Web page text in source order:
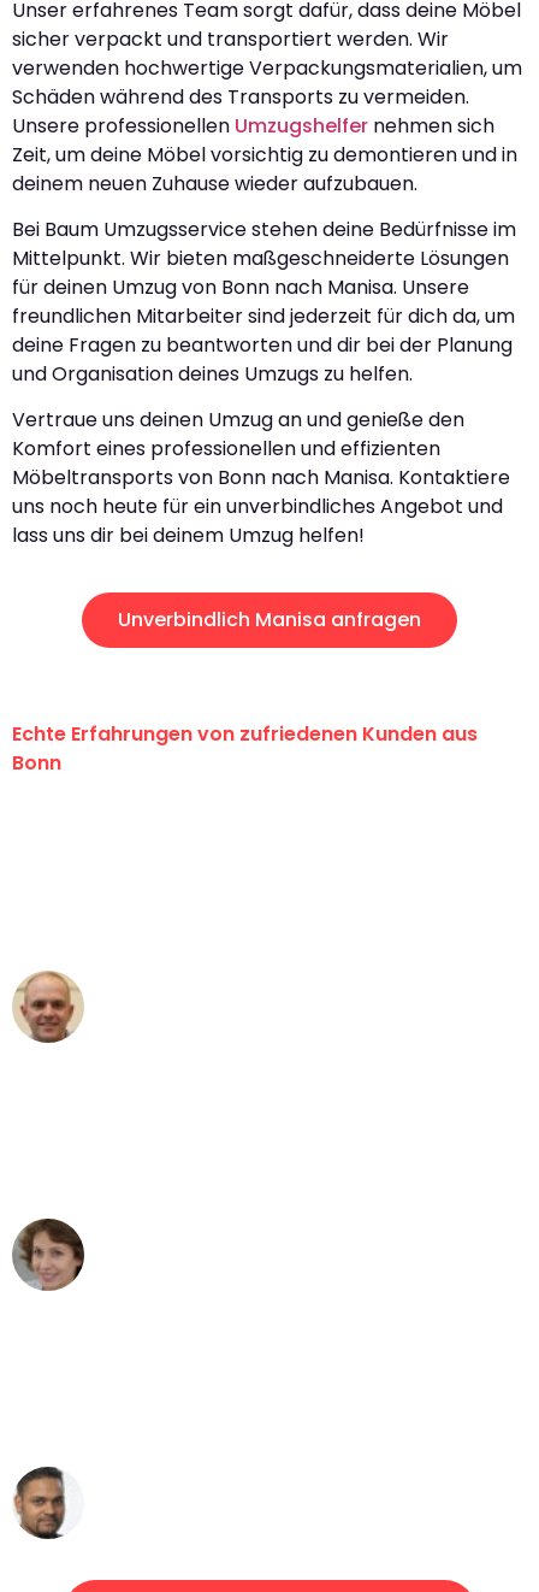
Unser erfahrenes Team sorgt dafür, dass deine Möbel
sicher verpackt und transportiert werden. Wir
verwenden hochwertige Verpackungsmaterialien, um
Schäden während des Transports zu vermeiden.
Unsere professionellen Umzugshelfer nehmen sich
Zeit, um deine Möbel vorsichtig zu demontieren und in
deinem neuen Zuhause wieder aufzubauen.
Bei Baum Umzugsservice stehen deine Bedürfnisse im
Mittelpunkt. Wir bieten maßgeschneiderte Lösungen
für deinen Umzug von Bonn nach Manisa. Unsere
freundlichen Mitarbeiter sind jederzeit für dich da, um
deine Fragen zu beantworten und dir bei der Planung
und Organisation deines Umzugs zu helfen.
Vertraue uns deinen Umzug an und genieße den
Komfort eines professionellen und effizienten
Möbeltransports von Bonn nach Manisa. Kontaktiere
uns noch heute für ein unverbindliches Angebot und
lass uns dir bei deinem Umzug helfen!
Unverbindlich Manisa anfragen
Echte Erfahrungen von zufriedenen Kunden aus
Bonn